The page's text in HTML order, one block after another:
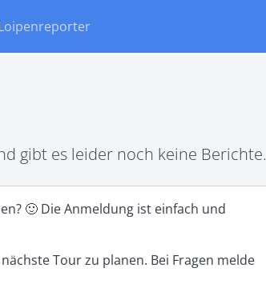
gibt es leider noch keine Berichte.
🙂 Die Anmeldung ist einfach und
Tour zu planen. Bei Fragen melde